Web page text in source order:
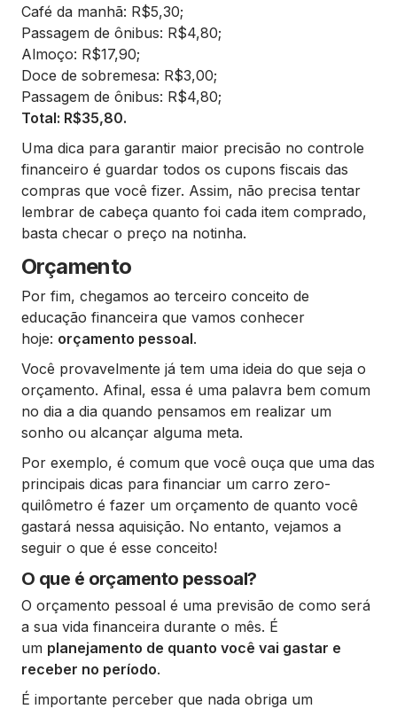
Café da manhã: R$5,30;
Passagem de ônibus: R$4,80;
Almoço: R$17,90;
Doce de sobremesa: R$3,00;
Passagem de ônibus: R$4,80;
Total: R$35,80.
Uma dica para garantir maior precisão no controle
financeiro é guardar todos os cupons fiscais das
compras que você fizer. Assim, não precisa tentar
lembrar de cabeça quanto foi cada item comprado,
basta checar o preço na notinha.
Orçamento
Por fim, chegamos ao terceiro conceito de
educação financeira que vamos conhecer
hoje: orçamento pessoal.
Você provavelmente já tem uma ideia do que seja o
orçamento. Afinal, essa é uma palavra bem comum
no dia a dia quando pensamos em realizar um
sonho ou alcançar alguma meta.
Por exemplo, é comum que você ouça que uma das
principais dicas para financiar um carro zero-
quilômetro é fazer um orçamento de quanto você
gastará nessa aquisição. No entanto, vejamos a
seguir o que é esse conceito!
O que é orçamento pessoal?
O orçamento pessoal é uma previsão de como será
a sua vida financeira durante o mês. É
um planejamento de quanto você vai gastar e
receber no período.
É importante perceber que nada obriga um